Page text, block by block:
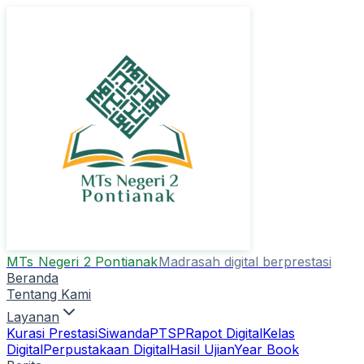
MTs Negeri 2 PontianakMadrasah digital berprestasi
Beranda
Tentang Kami
Layanan
Kurasi PrestasiSiwandaPTSPRapot DigitalKelas
DigitalPerpustakaan DigitalHasil UjianYear Book